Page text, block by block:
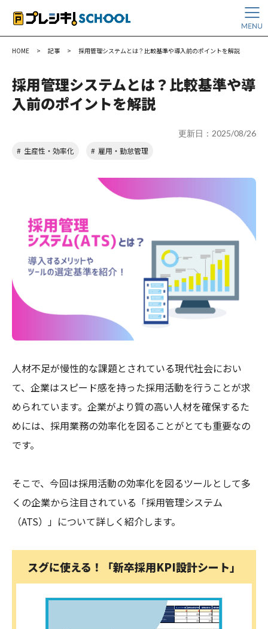
HOME > 記事 > 採用管理システムとは？比較基準や導入前のポイントを解説
採用管理システムとは？比較基準や導
入前のポイントを解説
更新日：2025/08/26
生産性・効率化
雇用・勤怠管理
人材不足が慢性的な課題とされている現代社会におい
て、企業はスピード感を持った採用活動を行うことが求
められています。企業がより質の高い人材を確保するた
めには、採用業務の効率化を図ることがとても重要なの
です。
そこで、今回は採用活動の効率化を図るツールとして多
くの企業から注目されている「採用管理システム
（ATS）」について詳しく紹介します。
スグに使える！「新卒採用KPI設計シート」